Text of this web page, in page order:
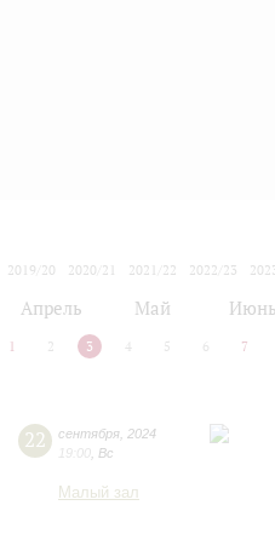
2019/20
2020/21 2021/22 2022/23
Апрель Май Июнь
1 2 3 4 5 6 7
22 сентября 2024
19:00 Вс
Малый зал